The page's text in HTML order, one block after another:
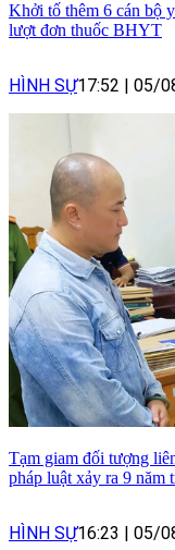
Khởi tố thêm 6 cán bộ
lượt đơn thuốc BHYT
HÌNH SỰ17:52 05/
Tạm giam đối tượng
pháp luật xảy ra 9 năm
HÌNH SỰ16:23 05/